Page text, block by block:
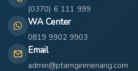
(0370) 6 111 999
WA Center
0819 9902 9903
Email
admin@ptamgirimenang.com